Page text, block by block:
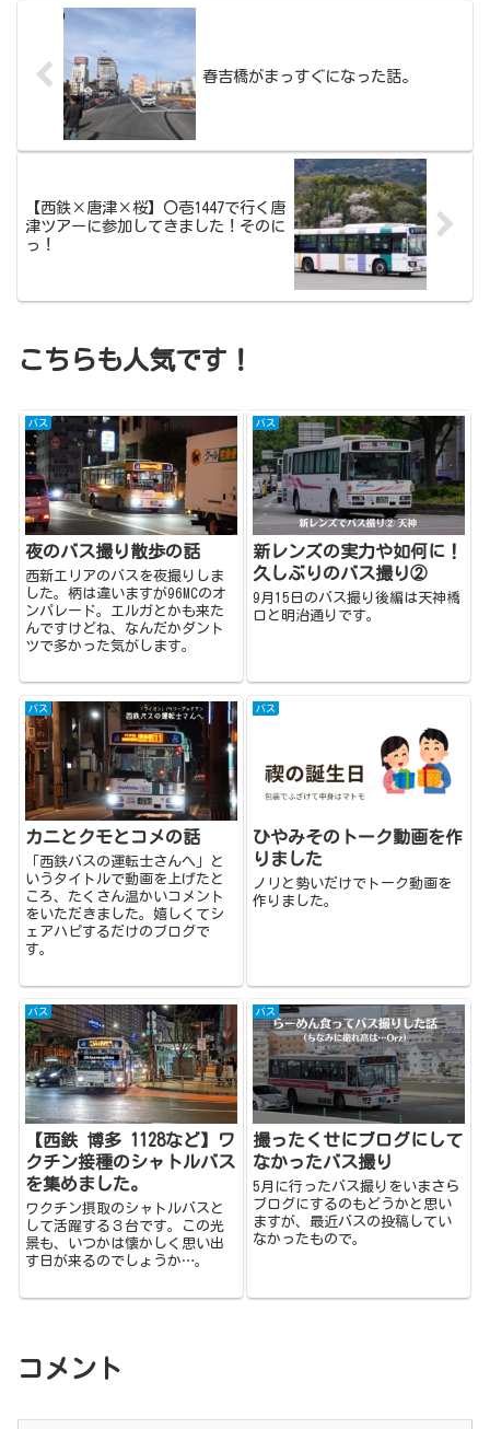
春吉橋がまっすぐになった話。
【西鉄×唐津×桜】〇壱1447で行く唐
津ツアーに参加してきました！そのに
っ！
こちらも人気です！
バス
夜のバス撮り散歩の話
西新エリアのバスを夜撮りしま
した。柄は違いますが96MCのオ
ンパレード。エルガとかも来た
んですけどね、なんだかダント
ツで多かった気がします。
バス
新レンズの実力や如何に！
久しぶりのバス撮り②
9月15日のバス撮り後編は天神橋
口と明治通りです。
バス
カニとクモとコメの話
「西鉄バスの運転士さんへ」と
いうタイトルで動画を上げたと
ころ、たくさん温かいコメント
をいただきました。嬉しくてシ
ェアハピするだけのブログで
す。
バス
ひやみそのトーク動画を作
りました
ノリと勢いだけでトーク動画を
作りました。
バス
【西鉄 博多 1128など】ワ
クチン接種のシャトルバス
を集めました。
ワクチン摂取のシャトルバスと
して活躍する３台です。この光
景も、いつかは懐かしく思い出
す日が来るのでしょうか…。
バス
撮ったくせにブログにして
なかったバス撮り
5月に行ったバス撮りをいまさら
ブログにするのもどうかと思い
ますが、最近バスの投稿してい
なかったもので。
コメント